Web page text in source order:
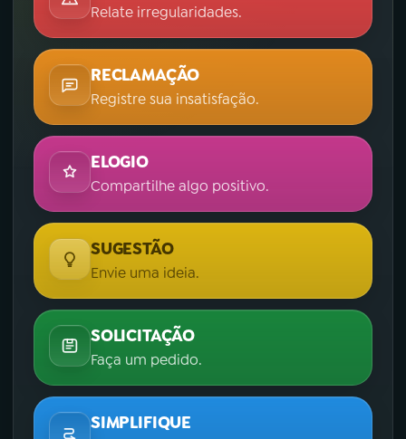
Relate irregularidades.
RECLAMAÇÃO
Registre sua insatisfação.
ELOGIO
Compartilhe algo positivo.
SUGESTÃO
Envie uma ideia.
SOLICITAÇÃO
Faça um pedido.
SIMPLIFIQUE